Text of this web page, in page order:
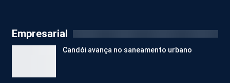
Empresarial
Candói avança no saneamento urbano